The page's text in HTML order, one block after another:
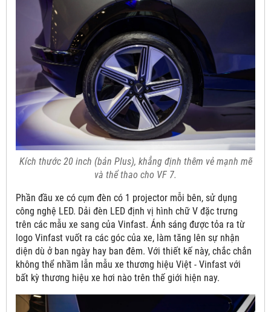
Kích thước 20 inch (bản Plus), khẳng định thêm vẻ mạnh mẽ
và thể thao cho VF 7.
Phần đầu xe có cụm đèn có 1 projector mỗi bên, sử dụng
công nghệ LED. Dải đèn LED định vị hình chữ V đặc trưng
trên các mẫu xe sang của Vinfast. Ánh sáng được tỏa ra từ
logo Vinfast vuốt ra các góc của xe, làm tăng lên sự nhận
diện dù ở ban ngày hay ban đêm. Với thiết kế này, chắc chắn
không thể nhầm lẫn mẫu xe thương hiệu Việt - Vinfast với
bất kỳ thương hiệu xe hơi nào trên thế giới hiện nay.